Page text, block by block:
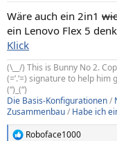
Wäre auch ein 2in1
ein Lenovo Flex 5
Klick
(\__/) This is Bunny No 2.
(=’.’=) signature to help
(“)_(“)
Die Basis-Konfigurationen/
Zusammenbau/ Habe ich
Roboface1000